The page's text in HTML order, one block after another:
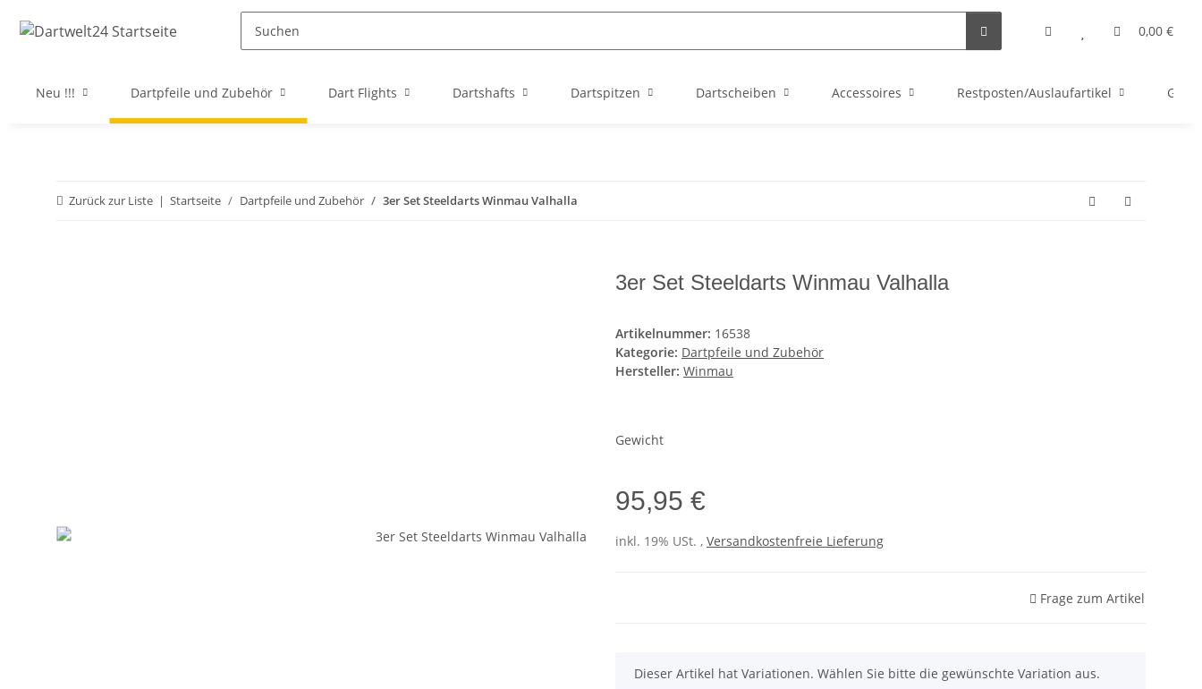
0,00 €
Neu !!! Dartpfeile und Zubehör Dart Flights Dartshafts Dartspitzen Dartscheiben Accessoires Restposten/Auslaufartikel
Zurück zur Liste Startseite Dartpfeile und Zubehör 3er Set Steeldarts Winmau Valhalla
3er Set Steeldarts Winmau Valhalla
Artikelnummer: 16538
Kategorie: Dartpfeile und Zubehör
Hersteller: Winmau
Gewicht
95,95 €
inkl. 19% USt. , Versandkostenfreie Lieferung
Frage zum Artikel
x
Dieser Artikel hat Variationen. Wählen Sie bitte die gewünschte Variation aus.